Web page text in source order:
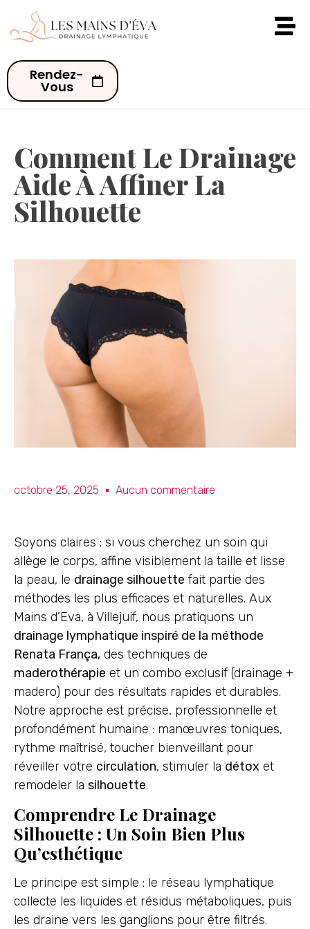
Rendez-
Vous
Comment Le Drainage
Aide À Affiner La
Silhouette
octobre 25, 2025 Aucun commentaire
Soyons claires : si vous cherchez un soin qui
allège le corps, affine visiblement la taille et lisse
la peau, le drainage silhouette fait partie des
méthodes les plus efficaces et naturelles. Aux
Mains d’Eva, à Villejuif, nous pratiquons un
drainage lymphatique inspiré de la méthode
Renata França, des techniques de
maderothérapie et un combo exclusif (drainage +
madero) pour des résultats rapides et durables.
Notre approche est précise, professionnelle et
profondément humaine : manœuvres toniques,
rythme maîtrisé, toucher bienveillant pour
réveiller votre circulation, stimuler la détox et
remodeler la silhouette.
Comprendre Le Drainage
Silhouette : Un Soin Bien Plus
Qu’esthétique
Le principe est simple : le réseau lymphatique
collecte les liquides et résidus métaboliques, puis
les draine vers les ganglions pour être filtrés.